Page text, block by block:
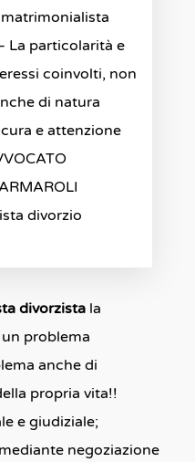
La particolarità e
coinvolti, non
di natura
e attenzione
divorzio
divorzistala
problema
anche di
propria vita!!
e giudiziale;
negoziazione